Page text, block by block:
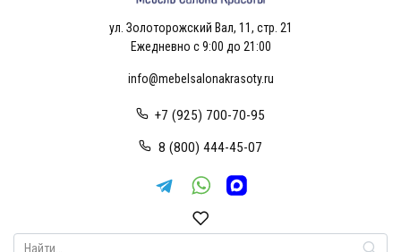
ул. Золоторожский Вал, 11, стр. 21
Ежедневно с 9:00 до 21:00
info@mebelsalonakrasoty.ru
+7 (925) 700-70-95
8 (800) 444-45-07
Search